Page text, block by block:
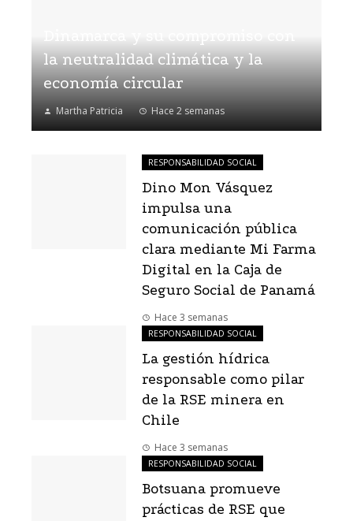
la neutralidad climática y la
economía circular
Martha Patricia Hace 2 semanas
RESPONSABILIDAD SOCIAL
Dino Mon Vásquez
impulsa una
comunicación pública
clara mediante Mi Farma
Digital en la Caja de
Seguro Social de Panamá
Hace 3 semanas
RESPONSABILIDAD SOCIAL
La gestión hídrica
responsable como pilar
de la RSE minera en
Chile
Hace 3 semanas
RESPONSABILIDAD SOCIAL
Botsuana promueve
prácticas de RSE que